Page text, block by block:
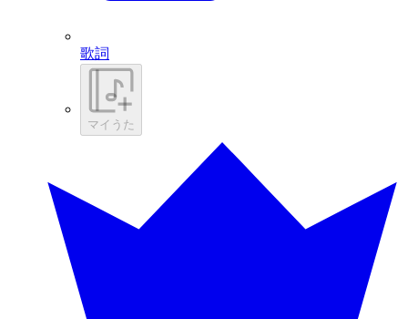
歌詞
マイうた